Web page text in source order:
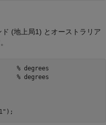
ド (地上局1) とオーストラリア
% degrees
% degrees
);